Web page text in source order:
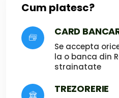
Cum platesc?
CARD
Se accepta
la o banca din
strainatate
TREZORERIE